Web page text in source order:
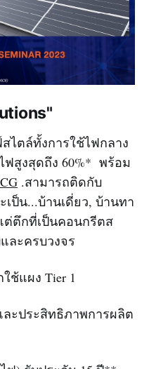
ไตล์ทั้งการใช้ไฟกลาง
สูงสุดถึง 60%* พร้อม
.สามารถติดกับ
ป็น...บ้านเดี่ยว, บ้านทา
ตึกที่เป็นคอนกรีตส
ละครบวงจร
ช้แผง Tier 1
ะประสิทธิภาพการผลิต